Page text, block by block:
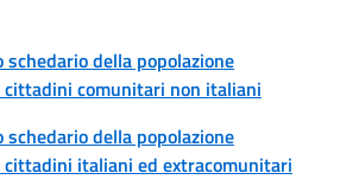
schedario della popolazione
cittadini comunitari non italiani
schedario della popolazione
italiani ed extracomunitari